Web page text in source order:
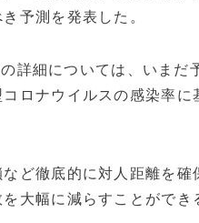
予測を発表した。
詳細については、いまだ
ロナウイルスの感染率
ど徹底的に対人距離を確
大幅に減らすことができ